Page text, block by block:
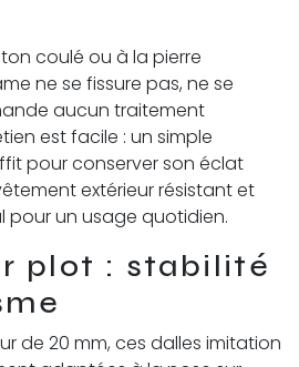
coulé ou à la pierre
ne se fissure pas, ne se
aucun traitement
est facile : un simple
pour conserver son éclat
extérieur résistant et
pour un usage quotidien.
plot : stabilité
de 20 mm, ces dalles imitation